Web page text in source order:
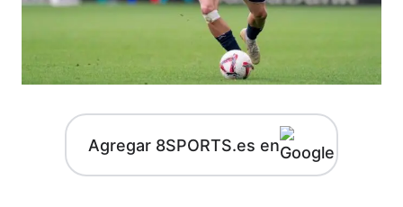
Agregar 8SPORTS.es en